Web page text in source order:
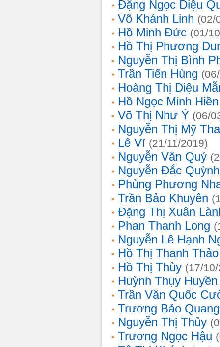
Đặng Ngọc Diệu
Võ Khánh Linh (02/
Hồ Minh Đức (01/
Hồ Thị Phương
Nguyễn Thị Bình
Trần Tiến Hùng
Hoàng Thị Diệu
Hồ Ngọc Minh Hiền
Võ Thị Như Ý (06/
Nguyễn Thị Mỹ
Lê Vĩ (21/11/2019)
Nguyễn Văn Quý
Nguyễn Đắc
Phùng Phương
Trần Bảo Khuyên
Đặng Thị Xuân
Phan Thanh Long
Nguyễn Lê Hạnh
Hồ Thị Thanh Thảo
Hồ Thị Thùy (17/
Huỳnh Thụy
Trần Văn Quốc
Trương Bảo
Nguyễn Thị Thủy
Trương Ngọc Hậu